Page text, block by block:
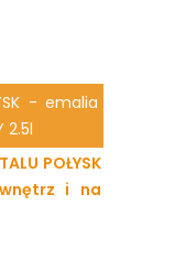
- emalia
2.5l
POŁYSK
i na